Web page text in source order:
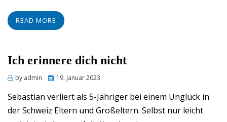
READ MORE
Ich erinnere dich nicht
by admin
Posted19. Januar 2023
Sebastian verliert als 5-Jähriger bei einem Unglück in
der Schweiz Eltern und Großeltern. Selbst nur leicht